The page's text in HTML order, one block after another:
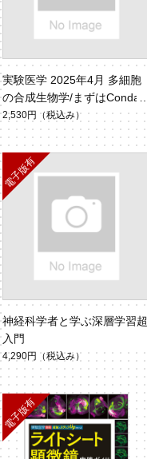
実験医学 2025年4月 多細胞
の合成生物学/まずはConda
ではじめよう （Vol.43 No.
6）
2,530円 （税込み）
神経科学者と学ぶ深層学習超
入門
4,290円 （税込み）